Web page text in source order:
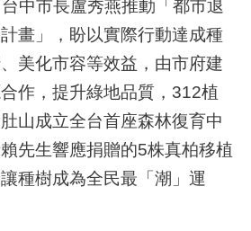
中市長盧秀燕推動「都市退
畫」，盼以實際行動達成種
美化市容等效益，由市府建
作，提升綠地品質，312植
山成立全台首座森林復育中
先生響應捐贈的5株真柏移植
種樹成為全民最「潮」運